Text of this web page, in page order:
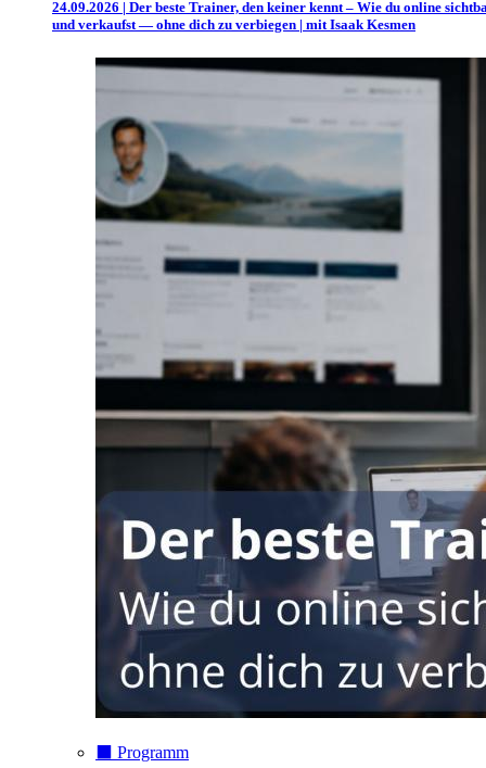
24.09.2026 | Der beste Trainer, den keiner kennt – Wie du online
und verkaufst — ohne dich zu verbiegen | mit Isaak Kesmen
⬛️ Programm